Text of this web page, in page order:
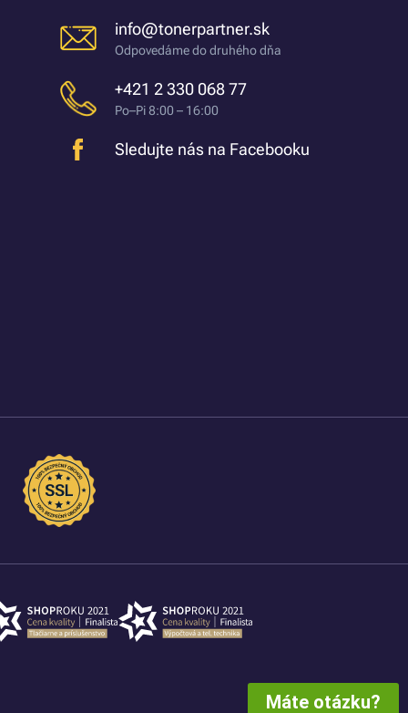
info@tonerpartner.sk
Odpovedáme do druhého dňa
+421 2 330 068 77
Po–Pi 8:00 – 16:00
Sledujte nás na Facebooku
Máte otázku?